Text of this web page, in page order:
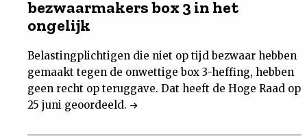
bezwaarmakers box 3 in het
ongelijk
Belastingplichtigen die niet op tijd bezwaar hebben
gemaakt tegen de onwettige box 3-heffing, hebben
geen recht op teruggave. Dat heeft de Hoge Raad op
25 juni geoordeeld.